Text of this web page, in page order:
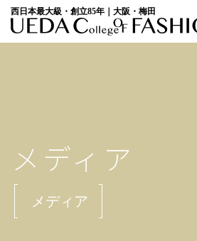
西日本最大級・創立85年｜大阪・梅田
メディア
メディア